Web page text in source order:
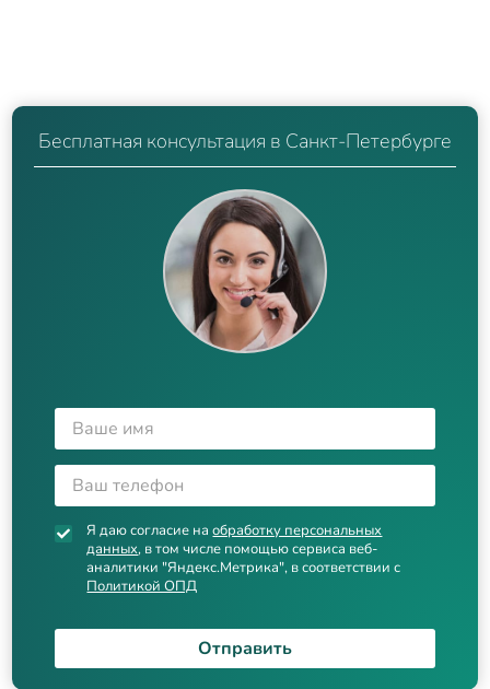
Бесплатная консультация в Санкт-Петербурге
Я даю согласие наобработку персональных
данных, в том числе помощью сервиса веб-
аналитики "Яндекс.Метрика", в соответствии с
Политикой ОПД
Отправить